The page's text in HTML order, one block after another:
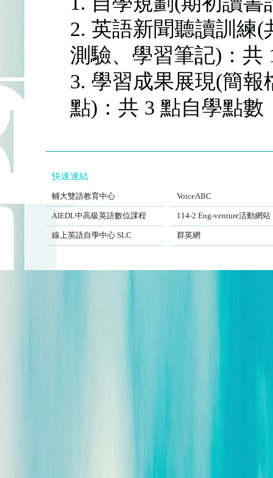
2. 英語新聞聽讀訓練
測驗、學習筆記)：共
3. 學習成果展現(簡報
點)：共 3 點自學點數
快速連結
FJCUBEC
輔大雙語教育中心
VoiceABC
AIEDL中高級英語數位課程
AIEDL中高級英語數位課程
114-2 Eng-venture活動網站
Self-Learning Center
線上英語自學中心 SLC
群英網